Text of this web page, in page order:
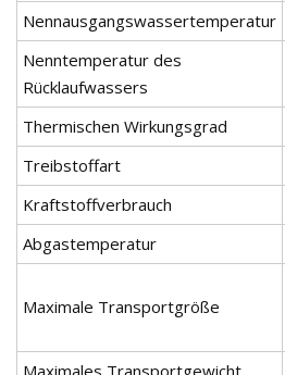
Nennausgangswassertemperatur
Nenntemperatur des
Rücklaufwassers
Thermischen Wirkungsgrad
Treibstoffart
Kraftstoffverbrauch
Abgastemperatur
Maximale Transportgröße